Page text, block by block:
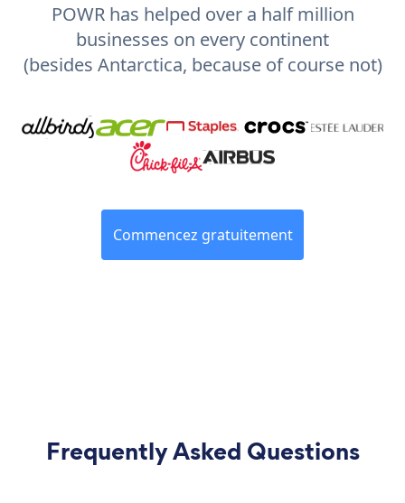
POWR has helped over a half million
businesses on every continent
(besides Antarctica, because of course not)
Commencez gratuitement
Frequently Asked Questions